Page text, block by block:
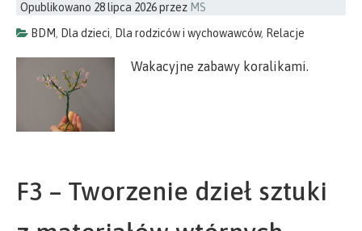
Opublikowano 28 lipca 2026przez MS
BDM, Dla dzieci, Dla rodziców i wychowawców, Relacje
Wakacyjne zabawy koralikami.
F3 – Tworzenie dzieł sztuki